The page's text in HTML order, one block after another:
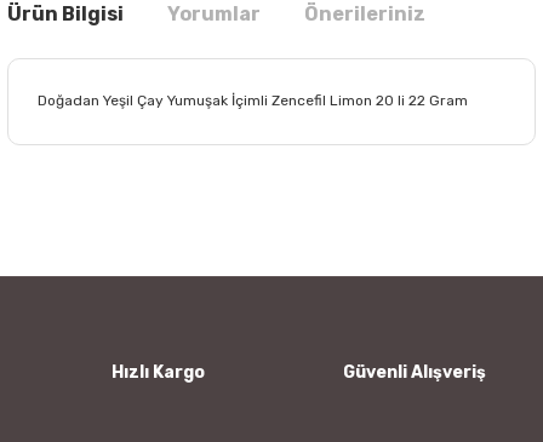
Ürün Bilgisi Yorumlar Önerileriniz
Doğadan Yeşil Çay Yumuşak İçimli Zencefil Limon 20 li 22 Gram
Ürün bilgilerinde hatalar bulunuyor.
Hızlı Kargo Güvenli Alışveriş